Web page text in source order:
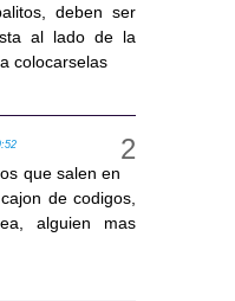
deben ser
al lado de la
colocarselas
que salen en
de codigos,
alguien mas